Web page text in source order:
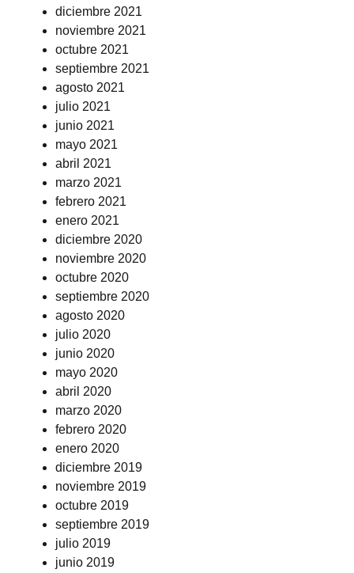
diciembre 2021
noviembre 2021
octubre 2021
septiembre 2021
agosto 2021
julio 2021
junio 2021
mayo 2021
abril 2021
marzo 2021
febrero 2021
enero 2021
diciembre 2020
noviembre 2020
octubre 2020
septiembre 2020
agosto 2020
julio 2020
junio 2020
mayo 2020
abril 2020
marzo 2020
febrero 2020
enero 2020
diciembre 2019
noviembre 2019
octubre 2019
septiembre 2019
julio 2019
junio 2019